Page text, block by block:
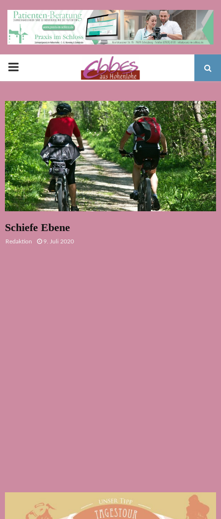
PRIMARY
Schiefe Ebene
Redaktion 9. Juli 2020